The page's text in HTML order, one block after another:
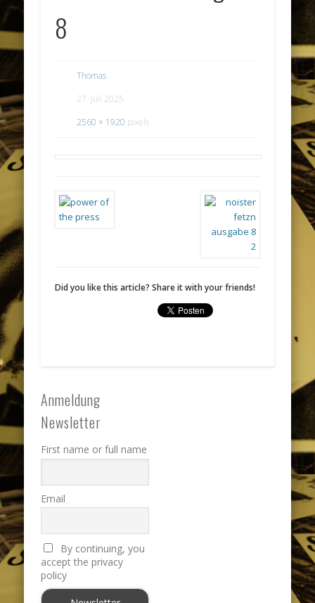
8
Thomas
27. Juli 2025
2560 × 1920 pixels
Did you like this article? Share it with your friends!
Anmeldung
Newsletter
First name or full name
Email
By continuing, you
accept the privacy
policy